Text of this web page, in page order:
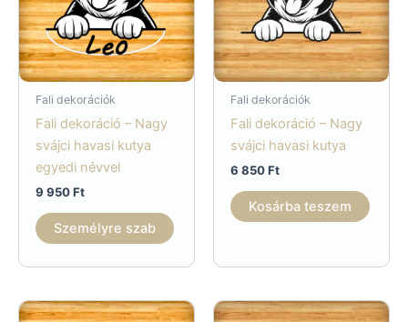
Fali dekorációk
Fali dekoráció – Nagy
svájci havasi kutya
egyedi névvel
9 950Ft
Személyre szab
Fali dekorációk
Fali dekoráció – Nagy
svájci havasi kutya
6 850Ft
Kosárba teszem